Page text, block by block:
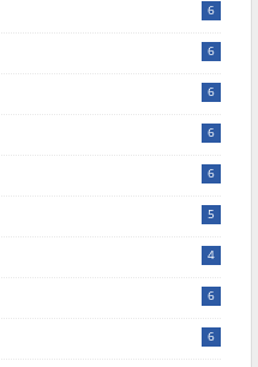
6
6
6
6
6
5
4
6
6